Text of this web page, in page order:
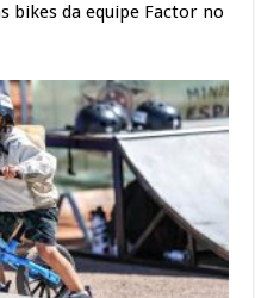
bikes da equipe Factor no